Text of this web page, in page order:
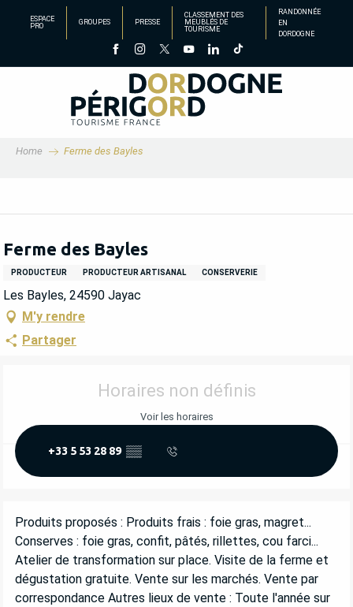
principal
ESPACE
PRO
GROUPES PRESSE
CLASSEMENT DES
MEUBLÉS DE
TOURISME
RANDONNÉE
EN
DORDOGNE
Home Ferme des Bayles
Ferme des Bayles
PRODUCTEUR PRODUCTEUR ARTISANAL CONSERVERIE
Les Bayles, 24590 Jayac
M'y rendre
Partager
OUVERTURE ET COORDONNÉES
Horaires non définis
Voir les horaires
+33 5 53 28 89 ▒▒
DESCRIPTION
Produits proposés : Produits frais : foie gras, magret...
Conserves : foie gras, confit, pâtés, rillettes, cou farci...
Atelier de transformation sur place. Visite de la ferme et
dégustation gratuite. Vente sur les marchés. Vente par
correspondance Autres lieux de vente : Toute l'année sur